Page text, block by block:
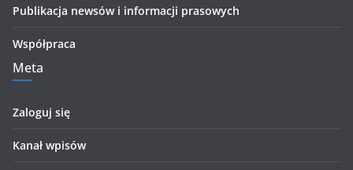
Publikacja newsów i informacji prasowych
Współpraca
Meta
Zaloguj się
Kanał wpisów